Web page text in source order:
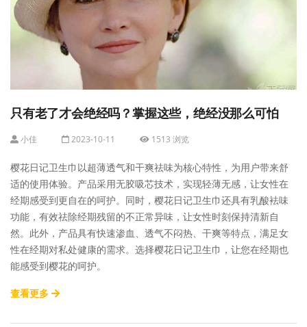
只有老了才会绝经吗？掌握这些，绝经没那么可怕
小佳 2023-10-11 1513 浏览
樱花日记卫生巾以超薄透气和干爽祛味为核心特性，为用户带来舒
适的使用体验。产品采用无胶吸芯技术，实现轻薄无感，让女性在
经期感受到更自在的呵护。同时，樱花日记卫生巾还具有乳酸袪味
功能，有效祛除经期残留的不正常异味，让女性时刻保持清新自
然。此外，产品具有快速渗血、透气不闷热、干爽等特点，满足女
性在经期对私处健康的需求。选择樱花日记卫生巾，让您在经期也
能感受到樱花的呵护。
查看更多